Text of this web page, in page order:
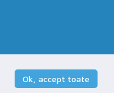
Ok, accept toate